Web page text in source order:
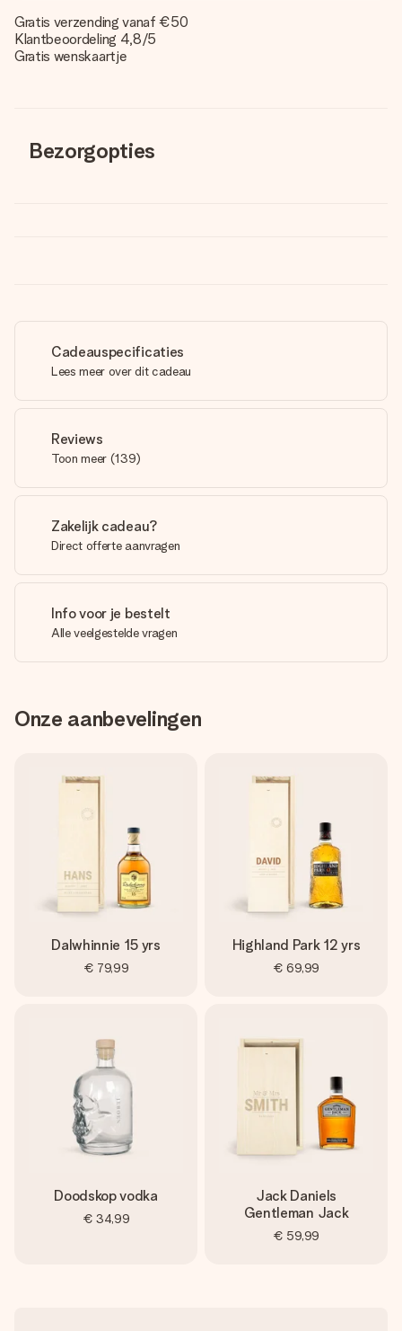
Gratis verzending vanaf €50
Klantbeoordeling 4,8/5
Gratis wenskaartje
Bezorgopties
Cadeauspecificaties
Lees meer over dit cadeau
Reviews
Toon meer (139)
Zakelijk cadeau?
Direct offerte aanvragen
Info voor je bestelt
Alle veelgestelde vragen
Onze aanbevelingen
Dalwhinnie 15 yrs
€ 79,99
Highland Park 12 yrs
€ 69,99
Doodskop vodka
€ 34,99
Jack Daniels
Gentleman Jack
€ 59,99